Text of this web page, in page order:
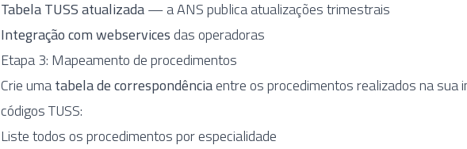
Tabela TUSS atualizada— a ANS publica atualizações trimestrais
Integração com webservicesdas operadoras
Etapa 3: Mapeamento de procedimentos
Crie umatabela de correspondênciaentre os procedimentos realizados na sua
códigos TUSS:
Liste todos os procedimentos por especialidade